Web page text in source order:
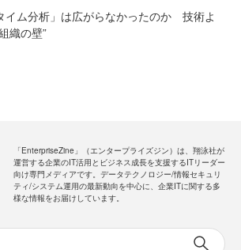
イム分析」は広がらなかったのか 技術よ
織の壁”
「EnterpriseZine」（エンタープライズジン）は、翔泳社が
運営する企業のIT活用とビジネス成長を支援するITリーダー
向け専門メディアです。データテクノロジー/情報セキュリ
ティ/システム運用の最新動向を中心に、企業ITに関する多
様な情報をお届けしています。